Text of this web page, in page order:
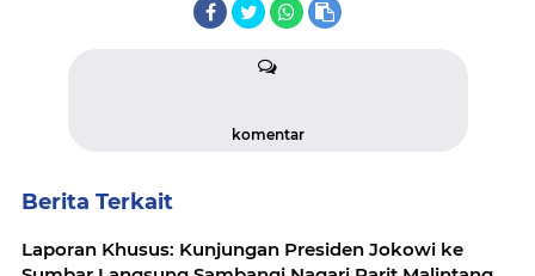
komentar
Berita Terkait
Laporan Khusus: Kunjungan Presiden Jokowi ke